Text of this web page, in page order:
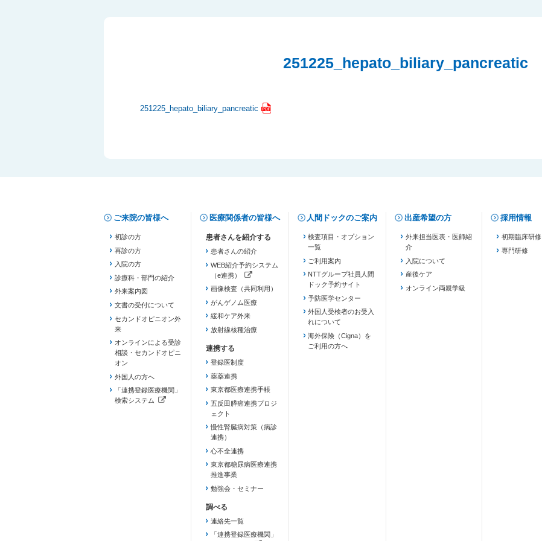
251225_hepato_biliary_pancreatic
251225_hepato_biliary_pancreatic
ご来院の皆様へ
初診の方
再診の方
入院の方
診療科・部門の紹介
外来案内図
文書の受付について
セカンドオピニオン外
来
オンラインによる受診
相談・セカンドオピニ
オン
外国人の方へ
「連携登録医療機関」
検索システム
医療関係者の皆様へ
患者さんの紹介
WEB紹介予約システム
（e連携）
（新しいタブで開きます）
画像検査（共同利用）
がんゲノム医療
緩和ケア外来
放射線核種治療
登録医制度
薬薬連携
東京都医療連携手帳
五反田膵癌連携プロジ
ェクト
慢性腎臓病対策（病診
連携）
心不全連携
東京都糖尿病医療連携
推進事業
勉強会・セミナー
連絡先一覧
「連携登録医療機関」
人間ドックのご案内
検査項目・オプション
一覧
ご利用案内
NTTグループ社員人間
ドック予約サイト
予防医学センター
外国人受検者のお受入
れについて
海外保険（Cigna）を
ご利用の方へ
出産希望の方
外来担当医表・医師紹
介
入院について
産後ケア
オンライン両親学級
採用情報
初期臨床研修
専門研修